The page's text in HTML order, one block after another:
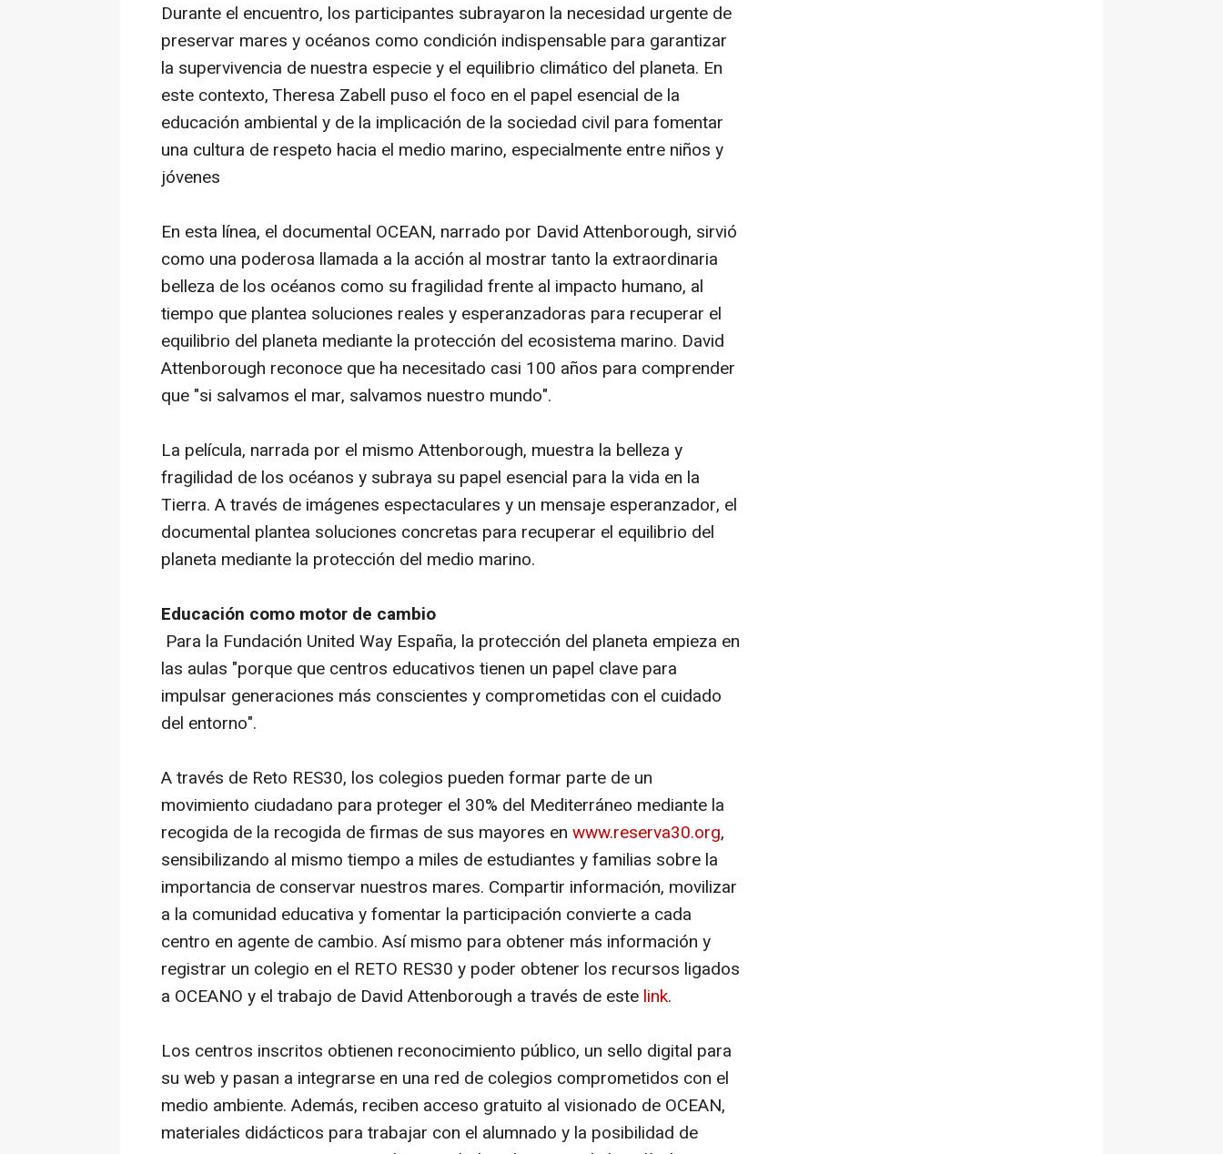
Durante el encuentro, los participantes subrayaron la necesidad urgente de
preservar mares y océanos como condición indispensable para garantizar
la supervivencia de nuestra especie y el equilibrio climático del planeta. En
este contexto, Theresa Zabell puso el foco en el papel esencial de la
educación ambiental y de la implicación de la sociedad civil para fomentar
una cultura de respeto hacia el medio marino, especialmente entre niños y
jóvenes
En esta línea, el documental OCEAN, narrado por David Attenborough, sirvió
como una poderosa llamada a la acción al mostrar tanto la extraordinaria
belleza de los océanos como su fragilidad frente al impacto humano, al
tiempo que plantea soluciones reales y esperanzadoras para recuperar el
equilibrio del planeta mediante la protección del ecosistema marino. David
Attenborough reconoce que ha necesitado casi 100 años para comprender
que "si salvamos el mar, salvamos nuestro mundo".
La película, narrada por el mismo Attenborough, muestra la belleza y
fragilidad de los océanos y subraya su papel esencial para la vida en la
Tierra. A través de imágenes espectaculares y un mensaje esperanzador, el
documental plantea soluciones concretas para recuperar el equilibrio del
planeta mediante la protección del medio marino.
Educación como motor de cambio
Para la Fundación United Way España, la protección del planeta empieza en
las aulas "porque que centros educativos tienen un papel clave para
impulsar generaciones más conscientes y comprometidas con el cuidado
del entorno".
A través de Reto RES30, los colegios pueden formar parte de un
movimiento ciudadano para proteger el 30% del Mediterráneo mediante la
recogida de la recogida de firmas de sus mayores en www.reserva30.org,
sensibilizando al mismo tiempo a miles de estudiantes y familias sobre la
importancia de conservar nuestros mares. Compartir información, movilizar
a la comunidad educativa y fomentar la participación convierte a cada
centro en agente de cambio. Así mismo para obtener más información y
registrar un colegio en el RETO RES30 y poder obtener los recursos ligados
a OCEANO y el trabajo de David Attenborough a través de este link.
Los centros inscritos obtienen reconocimiento público, un sello digital para
su web y pasan a integrarse en una red de colegios comprometidos con el
medio ambiente. Además, reciben acceso gratuito al visionado de OCEAN,
materiales didácticos para trabajar con el alumnado y la posibilidad de